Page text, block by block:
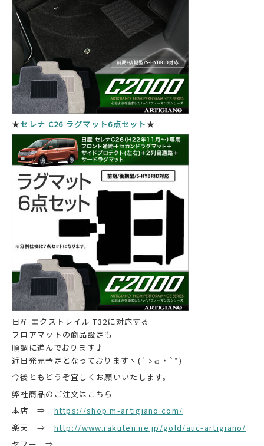
★セレナ C26 ラグマット6点セット★
日産 エクストレイル T32に対応する
フロアマットの商品設定も
順調に進んでおります♪
近日発売予定となっておりますヽ(´ゝω・`*)
今後ともどうぞ宜しくお願いいたします。
弊社商品のご注文はこちら
本店 ⇒ https://shop.m-artigiano.com/
楽天 ⇒ http://www.rakuten.ne.jp/gold/auc-artigiano/